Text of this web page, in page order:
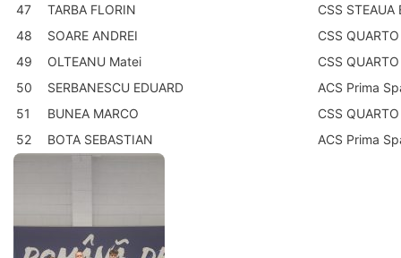
47
TARBA FLORIN
CSS STEAUA
48
SOARE ANDREI
CSS
49
OLTEANU Matei
CSS
50
SERBANESCU EDUARD
ACS Prima
51
BUNEA MARCO
CSS
52
BOTA SEBASTIAN ACS Prima